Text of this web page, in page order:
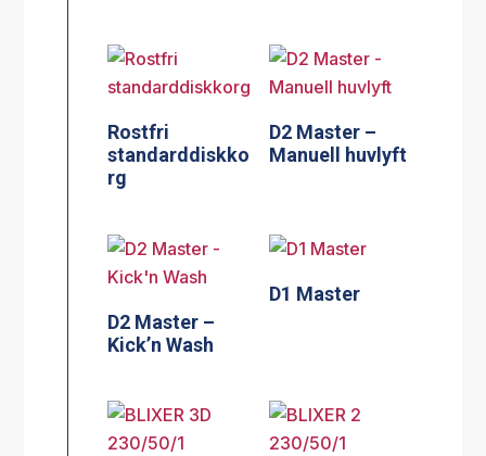
Rostfri
standarddiskko
rg
D2 Master –
Manuell huvlyft
D2 Master –
Kick’n Wash
D1 Master